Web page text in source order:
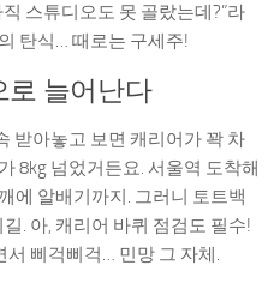
스튜디오도 못 골랐는데?”라
탄식… 때로는 구세주!
로 늘어난다
받아놓고 보면 캐리어가 꽉 차
8kg 넘었거든요. 서울역 도착해
에 알배기까지. 그러니 토트백
. 아, 캐리어 바퀴 점검도 필수!
서 삐걱삐걱… 민망 그 자체.